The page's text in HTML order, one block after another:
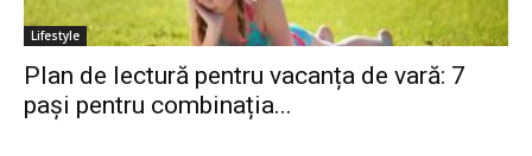
Lifestyle
Plan de lectură pentru vacanța de vară: 7
pași pentru combinația...